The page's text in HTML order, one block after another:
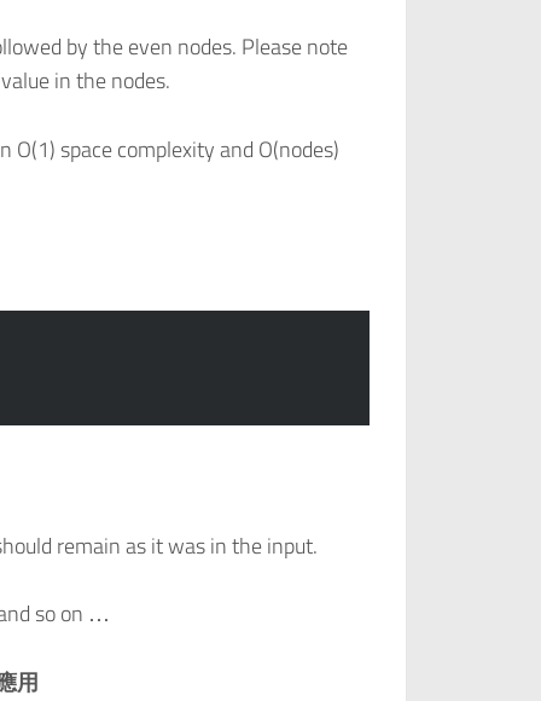
by the even nodes. Please note
in the nodes.
O(1) space complexity and O(nodes)
remain as it was in the input.
so on …
用